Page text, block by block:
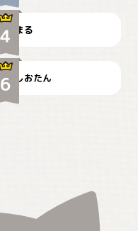
まる
暑い日が続くにゃ
しおたん